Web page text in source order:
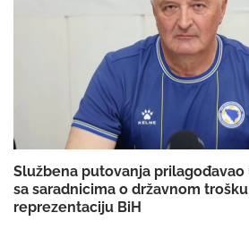
Službena putovanja
sa saradnicima o državnom
reprezentaciju BiH